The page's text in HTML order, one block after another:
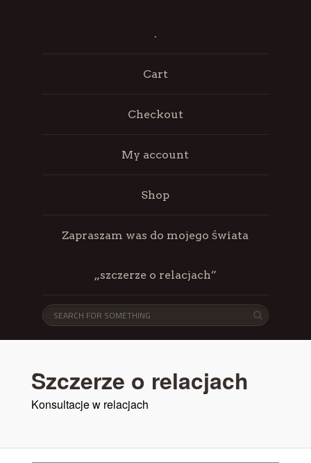
.
Cart
Checkout
My account
Shop
Zapraszam was do mojego świata
„szczerze o relacjach”
Szczerze o relacjach
Konsultacje w relacjach